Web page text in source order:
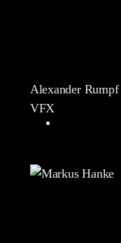
Alexander Rumpf
VFX